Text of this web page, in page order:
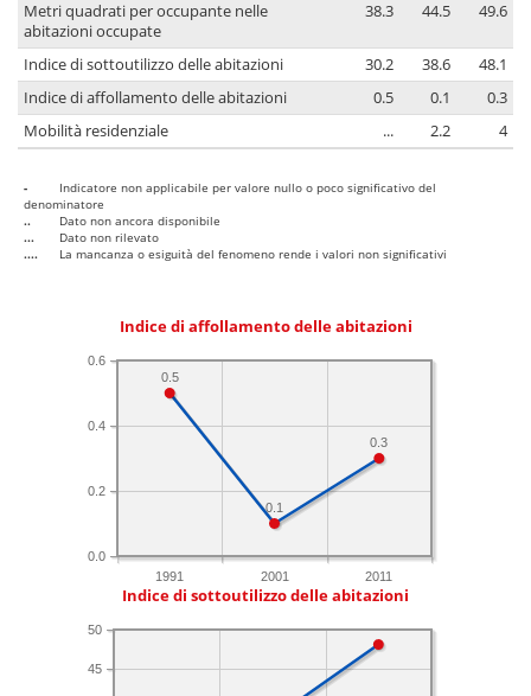
Metri quadrati per occupante nelle
abitazioni occupate
38.3 44.5 49.6
Indice di sottoutilizzo delle abitazioni 30.2 38.6
48.1
Indice di affollamento delle abitazioni
0.5 0.1
0.3
Mobilità residenziale
... 2.2 4
-
Indicatore non applicabile per valore nullo o poco significativo del
denominatore
..
Dato non ancora disponibile
...
Dato non rilevato
....
La mancanza o esiguità del fenomeno rende i valori non significativi
Indice di affollamento delle abitazioni
1991 2001 2011
0.0
0.2
0.4
0.6
0.3
0.1
0.5
Indice di sottoutilizzo delle abitazioni
45
50